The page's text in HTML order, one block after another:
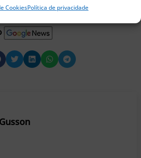
CookiesPolítica de privacidade